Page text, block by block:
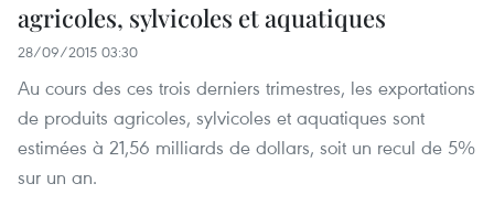
agricoles, sylvicoles et aquatiques
28/09/2015 03:30
Au cours des ces trois derniers trimestres, les exportations
de produits agricoles, sylvicoles et aquatiques sont
estimées à 21,56 milliards de dollars, soit un recul de 5%
sur un an.